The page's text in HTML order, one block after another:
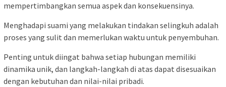
mempertimbangkan semua aspek dan konsekuensinya.
Menghadapi suami yang melakukan tindakan selingkuh adalah
proses yang sulit dan memerlukan waktu untuk penyembuhan.
Penting untuk diingat bahwa setiap hubungan memiliki
dinamika unik, dan langkah-langkah di atas dapat disesuaikan
dengan kebutuhan dan nilai-nilai pribadi.